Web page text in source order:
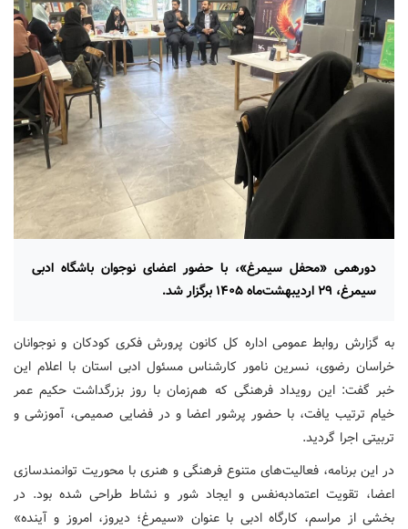
دورهمی «محفل سیمرغ»، با حضور اعضای نوجوان باشگاه ادبی
سیمرغ، ۲۹ اردیبهشت‌ماه ۱۴۰۵ برگزار شد.
به گزارش روابط عمومی اداره کل کانون پرورش فکری کودکان و نوجوانان
خراسان رضوی، نسرین نامور کارشناس مسئول ادبی استان با اعلام این
خبر گفت: این رویداد فرهنگی که هم‌زمان با روز بزرگداشت حکیم عمر
خیام ترتیب یافت، با حضور پرشور اعضا و در فضایی صمیمی، آموزشی و
تربیتی اجرا گردید.
در این برنامه، فعالیت‌های متنوع فرهنگی و هنری با محوریت توانمندسازی
اعضا، تقویت اعتمادبه‌نفس و ایجاد شور و نشاط طراحی شده بود. در
بخشی از مراسم، کارگاه ادبی با عنوان «سیمرغ؛ دیروز، امروز و آینده»